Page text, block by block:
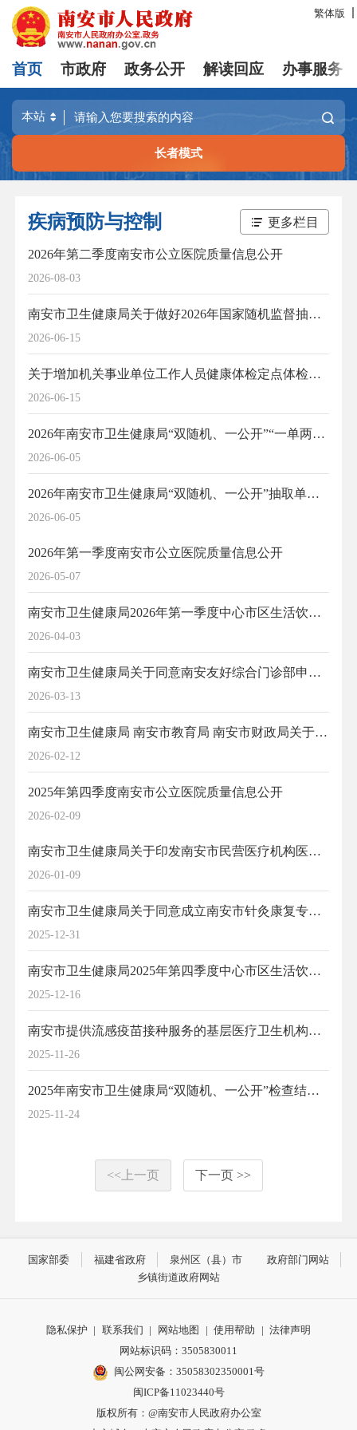
繁体版
首页 市政府 政务公开 解读回应 办事服务
长者模式
疾病预防与控制 更多栏目
2026-08-03
2026年第二季度南安市公立医院质量信息公开
2026-06-15
南安市卫生健康局关于做好2026年国家随机监督抽查工作的通知
2026-06-15
关于增加机关事业单位工作人员健康体检定点体检机构的通知
2026-06-05
2026年南安市卫生健康局“双随机、一公开”“一单两库”公示
2026-06-05
2026年南安市卫生健康局“双随机、一公开”抽取单位名单（704家）公示
2026-05-07
2026年第一季度南安市公立医院质量信息公开
2026-04-03
南安市卫生健康局2026年第一季度中心市区生活饮用水卫生质量公告
2026-03-13
南安市卫生健康局关于同意南安友好综合门诊部申报预防性健康检查机构备案的通知
2026-02-12
南安市卫生健康局 南安市教育局 南安市财政局关于印发南安市2026年开展0~6岁儿童孤独症筛查干预服务工作方案》的通知
2026-02-09
2025年第四季度南安市公立医院质量信息公开
2026-01-09
南安市卫生健康局关于印发南安市民营医疗机构医疗服务质量提升专项行动工作方案的通知
2025-12-31
南安市卫生健康局关于同意成立南安市针灸康复专科联盟的批复
2025-12-16
南安市卫生健康局2025年第四季度中心市区生活饮用水卫生质量公告
2025-11-26
南安市提供流感疫苗接种服务的基层医疗卫生机构名单
2025-11-24
2025年南安市卫生健康局“双随机、一公开”检查结果（公共场所卫生、生活饮用水卫生、职业卫生、放射卫生、学校卫生、医疗卫生、消毒产品单位、传染病防治、餐饮具集中消毒单位、妇幼健康等监督检查结果）
<<上一页 下一页 >>
国家部委 福建省政府 泉州区（县）市
政府部门网站
乡镇街道政府网站
隐私保护 | 联系我们 | 网站地图 | 使用帮助 | 法律声明
网站标识码：3505830011
闽公网安备：35058302350001号
闽ICP备11023440号
版权所有：@南安市人民政府办公室